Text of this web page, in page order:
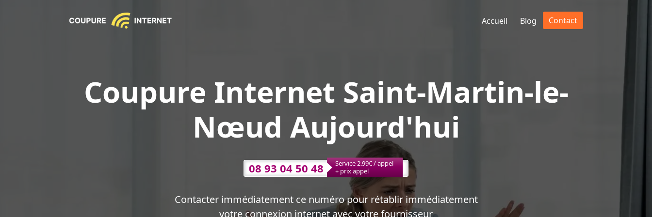
Accueil Blog Contact
Coupure Internet Saint-Martin-le-
Nœud Aujourd'hui
08 93 04 50 48
Service 2.99€ / appel
+ prix appel
Contacter immédiatement ce numéro pour rétablir immédiatement
votre connexion internet avec votre fournisseur